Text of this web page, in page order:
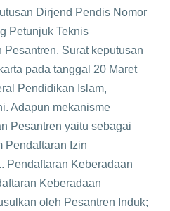
Dirjend Pendis Nomor
Petunjuk Teknis
Pesantren. Surat keputusan
pada tanggal 20 Maret
Pendidikan Islam,
Adapun mekanisme
Pesantren yaitu sebagai
Pendaftaran Izin
Pendaftaran Keberadaan
Keberadaan
oleh Pesantren Induk;